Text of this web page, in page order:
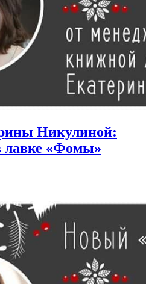
Никулиной:
лавке «Фомы»